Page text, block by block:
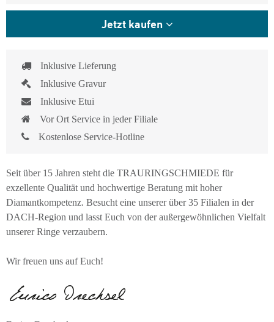
Jetzt kaufen
Inklusive Lieferung
Inklusive Gravur
Inklusive Etui
Vor Ort Service in jeder Filiale
Kostenlose Service-Hotline
Seit über 15 Jahren steht die TRAURINGSCHMIEDE für
exzellente Qualität und hochwertige Beratung mit hoher
Diamantkompetenz. Besucht eine unserer über 35 Filialen in der
DACH-Region und lasst Euch von der außergewöhnlichen Vielfalt
unserer Ringe verzaubern.
Wir freuen uns auf Euch!